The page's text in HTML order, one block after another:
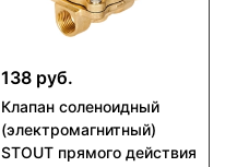
138 руб.
Клапан соленоидный
(электромагнитный)
STOUT прямого действия